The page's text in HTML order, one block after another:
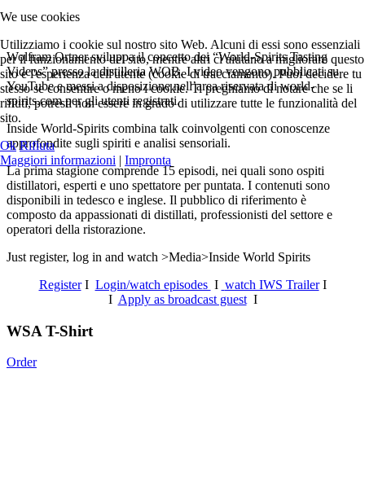
Wolfram Ortner sviluppa il concetto dei “World-Spirits Tasting
Videos” presso la distilleria WOB. I video vengono pubblicati su
YouTube e messi a disposizione nell’area riservata di world-
spirits.com per gli utenti registrati.
Inside World-Spirits combina talk coinvolgenti con conoscenze
approfondite sugli spiriti e analisi sensoriali.
La prima stagione comprende 15 episodi, nei quali sono ospiti
distillatori, esperti e uno spettatore per puntata. I contenuti sono
disponibili in tedesco e inglese. Il pubblico di riferimento è
composto da appassionati di distillati, professionisti del settore e
operatori della ristorazione.
Just register, log in and watch >Media>Inside World Spirits
RegisterI Login/watch episodes I watch IWS TrailerI
I Apply as broadcast guestI
WSA T-Shirt
Order
We use cookies
Utilizziamo i cookie sul nostro sito Web. Alcuni di essi sono essenziali
per il funzionamento del sito, mentre altri ci aiutano a migliorare questo
sito e l'esperienza dell'utente (cookie di tracciamento). Puoi decidere tu
stesso se consentire o meno i cookie. Ti preghiamo di notare che se li
rifiuti, potresti non essere in grado di utilizzare tutte le funzionalità del
sito.
Ok Rifiuta
Maggiori informazioni | Impronta